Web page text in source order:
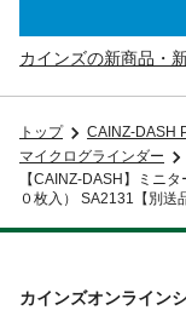
カインズの新商品・
トップ CAINZ-DASH
マイクログラインダー
【CAINZ-DASH】ミニ
０枚入） SA2131【別送
カインズオンライン